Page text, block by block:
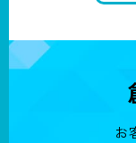
お